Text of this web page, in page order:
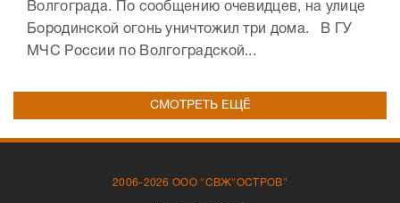
Волгограда. По сообщению очевидцев, на улице
Бородинской огонь уничтожил три дома. В ГУ
МЧС России по Волгоградской...
СМОТРЕТЬ ЕЩЁ
2006-2026 ООО "СВЖ"ОСТРОВ"